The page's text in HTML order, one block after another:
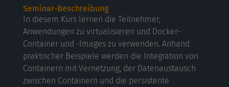
Seminar-Beschreibung
In diesem Kurs lernen die Teilnehmer,
Anwendungen zu virtualisieren und Docker-
Container und -Images zu verwenden. Anhand
praktischer Beispiele werden die Integration von
Containern mit Vernetzung, der Datenaustausch
zwischen Containern und die persistente